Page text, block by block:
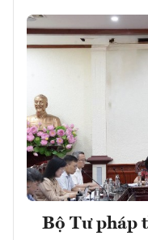
Bộ Tư pháp